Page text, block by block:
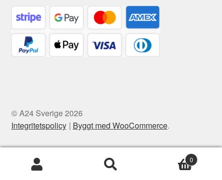
© A24 Sverige 2026
Integritetspolicy
Byggt med WooCommerce.
0